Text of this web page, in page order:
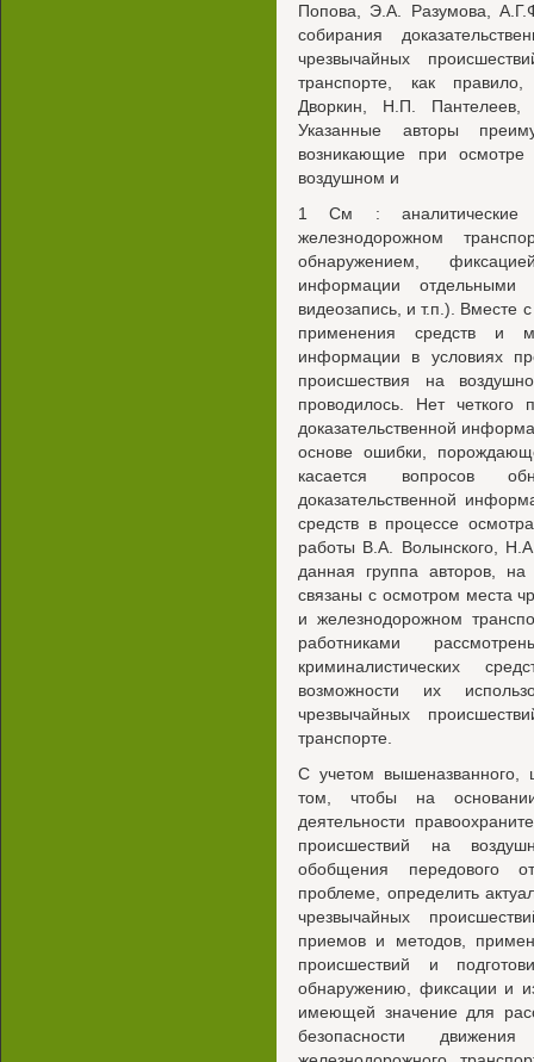
Попова, Э.А. Разумова,
собирания
чрезвычайных
транспорте, как
Дворкин, Н.П.
Указанные авторы
возникающие при осмотре
воздушном и
1 См : аналитические
железнодорожном
обнаружением,
информации отдельными
видеозапись, и т.п.). Вместе
применения средств и
информации в условиях
происшествия на
проводилось. Нет четкого
доказательственной
основе ошибки,
касается вопросов
доказательственной
средств в процессе
работы В.А. Волынского,
данная группа авторов,
связаны с осмотром места
и железнодорожном
работниками
криминалистических
возможности их
чрезвычайных
транспорте.
С учетом вышеназванного,
том, чтобы на
деятельности
происшествий на
обобщения передового
проблеме, определить
чрезвычайных
приемов и методов,
происшествий и
обнаружению, фиксации и
имеющей значение для
безопасности